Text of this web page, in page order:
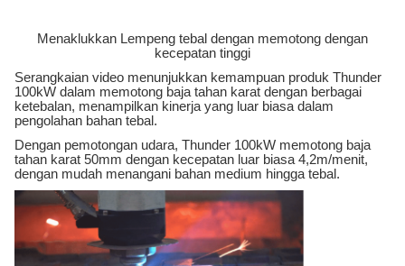
Menaklukkan Lempeng tebal dengan memotong dengan
kecepatan tinggi
Serangkaian video menunjukkan kemampuan produk Thunder
100kW dalam memotong baja tahan karat dengan berbagai
ketebalan, menampilkan kinerja yang luar biasa dalam
pengolahan bahan tebal.
Dengan pemotongan udara, Thunder 100kW memotong baja
tahan karat 50mm dengan kecepatan luar biasa 4,2m/menit,
dengan mudah menangani bahan medium hingga tebal.